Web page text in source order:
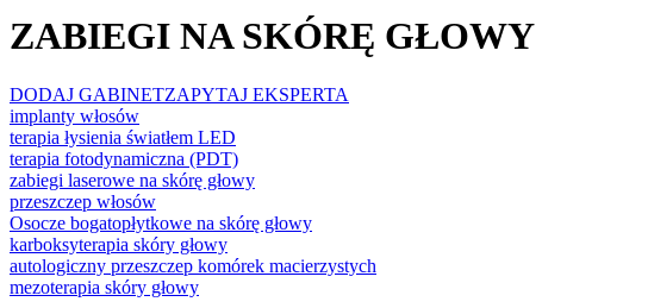
ZABIEGI NA SKÓRĘ GŁOWY
DODAJ GABINETZAPYTAJ EKSPERTA
implanty włosów
terapia łysienia światłem LED
terapia fotodynamiczna (PDT)
zabiegi laserowe na skórę głowy
przeszczep włosów
Osocze bogatopłytkowe na skórę głowy
karboksyterapia skóry głowy
autologiczny przeszczep komórek macierzystych
mezoterapia skóry głowy